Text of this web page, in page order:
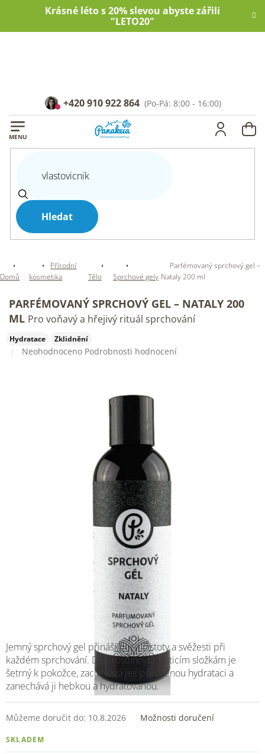
Krásné léto s 20% slevou abyste zářili
"LETO20"
Hledat
+420 910 922 864
Domů
Přírodní
kosmetika
Tělo Sprchové gely
Parfémovaný sprchový gel –
Nataly 200 ml
PARFÉMOVANÝ SPRCHOVÝ GEL – NATALY 200
ML Pro voňavý a hřejivý rituál sprchování
Hydratace Zklidnění
Průměrné
Neohodnoceno Podrobnosti hodnocení
SKLADEM
Můžeme doručit do: 10.8.2026 Možnosti doručení
Jemný sprchový gel přináší pocit čistoty a svěžesti při
každém sprchování. Díky rostlinným čisticím složkám je
šetrný k pokožce, zachovává její přirozenou hydrataci a
zanechává ji hebkou a hydratovanou.